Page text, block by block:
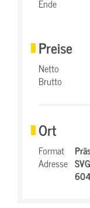
Ende
Preise
Netto
Brutto
Ort
Format
Adresse